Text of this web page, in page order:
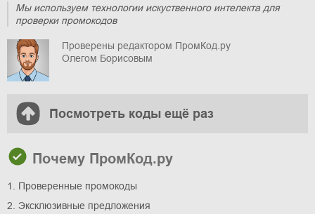
Мы используем технологии искуственного интелекта для
проверки промокодов
Проверены редактором ПромКод.ру
Олегом Борисовым
Посмотреть коды ещё раз
Почему ПромКод.ру
1. Проверенные промокоды
2. Эксклюзивные предложения